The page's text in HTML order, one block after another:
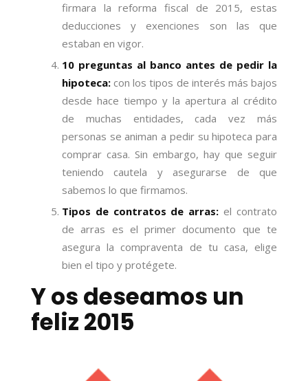
firmara la reforma fiscal de 2015, estas
deducciones y exenciones son las que
estaban en vigor.
10 preguntas al banco antes de pedir la
hipoteca: con los tipos de interés más bajos
desde hace tiempo y la apertura al crédito
de muchas entidades, cada vez más
personas se animan a pedir su hipoteca para
comprar casa. Sin embargo, hay que seguir
teniendo cautela y asegurarse de que
sabemos lo que firmamos.
Tipos de contratos de arras: el contrato
de arras es el primer documento que te
asegura la compraventa de tu casa, elige
bien el tipo y protégete.
Y os deseamos un
feliz 2015